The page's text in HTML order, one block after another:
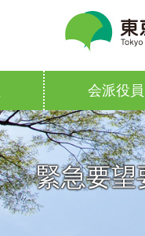
会派役員
緊急要望